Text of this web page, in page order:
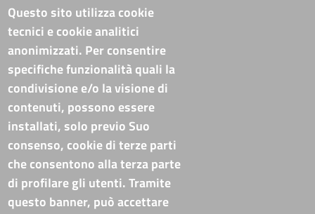
Riferimenti
Sede Legale: Corso XVIII Agosto, 34 - 85100 Potenza
Sede Secondaria: Via Lucana, 82 - 75100 Matera
Tel. Sede Legale: 0971/412111
Tel. Sede Secondaria: 0835/338411
C.F./P.IVA: 02019590765
Codi. univoco ufficio fatt. elettronica: T94M75
cameradicommercio@pec.basilicata.camcom.it
Pubblicità e trasparenza
Amministrazione Trasparente
Questo sito utilizza cookie
tecnici e cookie analitici
anonimizzati. Per consentire
specifiche funzionalità quali la
condivisione e/o la visione di
contenuti, possono essere
installati, solo previo Suo
consenso, cookie di terze parti
che consentono alla terza parte
di profilare gli utenti. Tramite
questo banner, può accettare